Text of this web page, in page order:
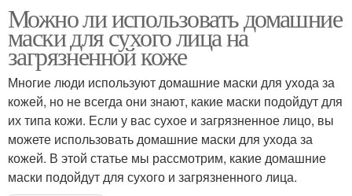
Можно ли использовать домашние
маски для сухого лица на
загрязненной коже
Многие люди используют домашние маски для ухода за
кожей, но не всегда они знают, какие маски подойдут для
их типа кожи. Если у вас сухое и загрязненное лицо, вы
можете использовать домашние маски для ухода за
кожей. В этой статье мы рассмотрим, какие домашние
маски подойдут для сухого и загрязненного лица.